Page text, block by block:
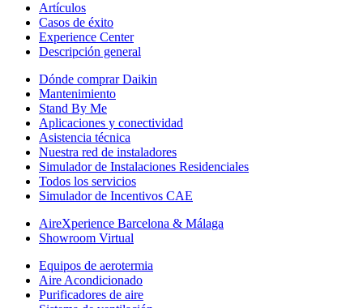
Artículos
Casos de éxito
Experience Center
Descripción general
Dónde comprar Daikin
Mantenimiento
Stand By Me
Aplicaciones y conectividad
Asistencia técnica
Nuestra red de instaladores
Simulador de Instalaciones Residenciales
Todos los servicios
Simulador de Incentivos CAE
AireXperience Barcelona & Málaga
Showroom Virtual
Equipos de aerotermia
Aire Acondicionado
Purificadores de aire